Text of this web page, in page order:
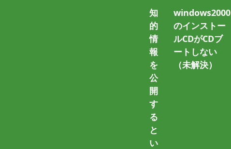
知
的
情
報
を
公
開
す
る
と
い
windows2000
のインストー
ルCDがCDブ
ートしない
（未解決）
OSをインストール